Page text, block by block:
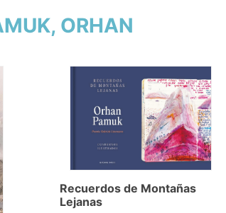
ORHAN
Recuerdos de Montañas
Lejanas